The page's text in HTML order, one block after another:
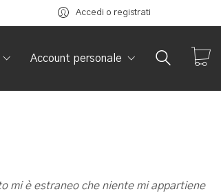
Accedi o registrati
Account personale
mi è estraneo che niente mi appartiene